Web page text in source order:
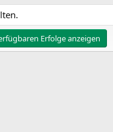
Erfolge anzeigen